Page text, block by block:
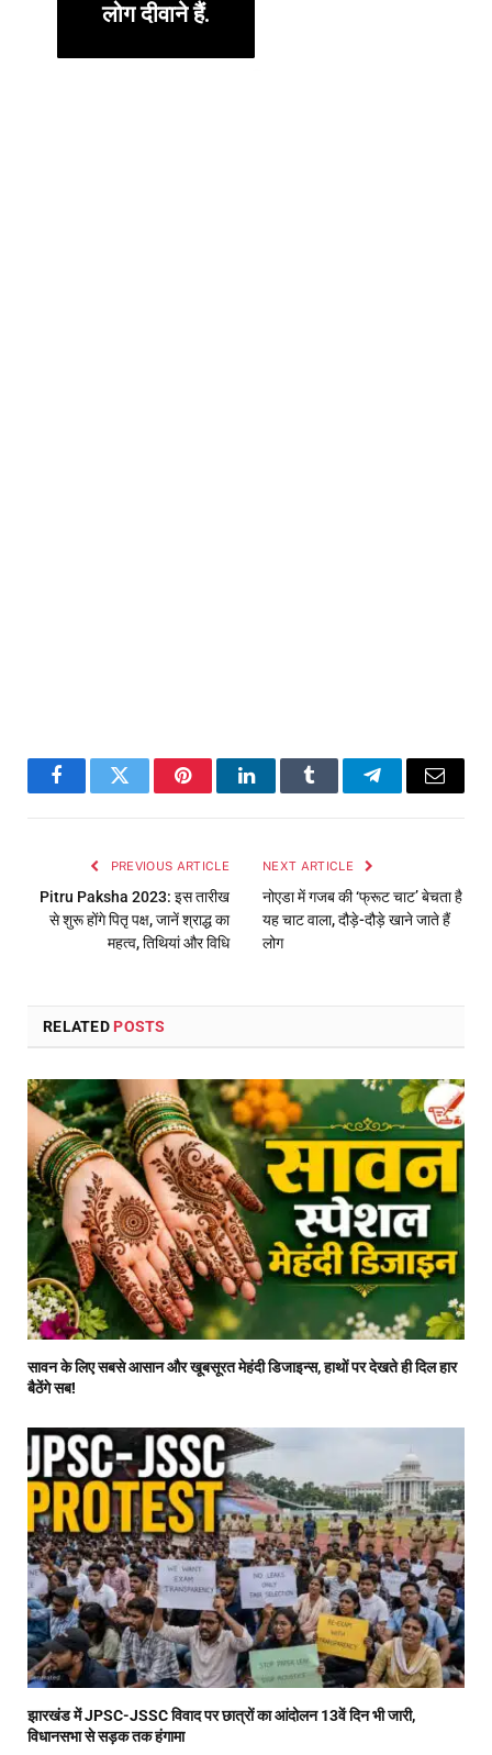
FacebookTwitter PinterestLinkedInTumblr TelegramEmail
PREVIOUS ARTICLE
Pitru Paksha 2023: इस तारीख
से शुरू होंगे पितृ पक्ष, जानें श्राद्ध का
महत्व, तिथियां और विधि
NEXT ARTICLE
नोएडा में गजब की ‘फ्रूट चाट’ बेचता है
यह चाट वाला, दौड़े-दौड़े खाने जाते हैं
लोग
RELATED POSTS
सावन के लिए सबसे आसान और खूबसूरत मेहंदी डिजाइन्स, हाथों पर देखते ही दिल हार
बैठेंगे सब!
झारखंड में JPSC-JSSC विवाद पर छात्रों का आंदोलन 13वें दिन भी जारी,
विधानसभा से सड़क तक हंगामा